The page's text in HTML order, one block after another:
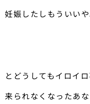
妊娠したしもういいや
とどうしてもイロイ
来られなくなったあ